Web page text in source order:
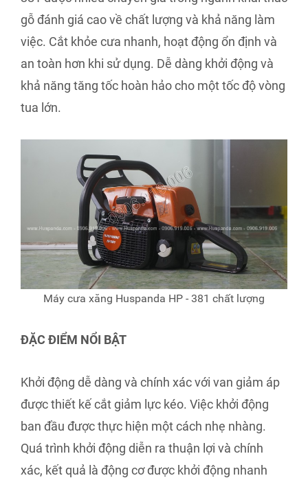
gỗ đánh giá cao về chất lượng và khả năng làm
việc. Cắt khỏe cưa nhanh, hoạt động ổn định và
an toàn hơn khi sử dụng. Dễ dàng khởi động và
khả năng tăng tốc hoàn hảo cho một tốc độ vòng
tua lớn.
Máy cưa xăng Huspanda HP - 381 chất lượng
ĐẶC ĐIỂM NỔI BẬT
Khởi động dễ dàng và chính xác với van giảm áp
được thiết kế cắt giảm lực kéo. Việc khởi động
ban đầu được thực hiện một cách nhẹ nhàng.
Quá trình khởi động diễn ra thuận lợi và chính
xác, kết quả là động cơ được khởi động nhanh